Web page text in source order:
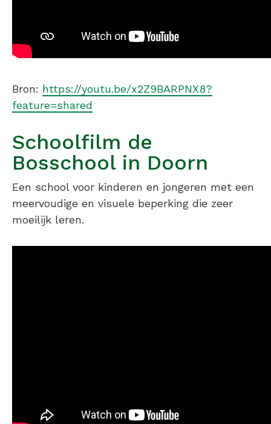
Bron: https://youtu.be/x2Z9BARPNX8?
feature=shared
Schoolfilm de
Bosschool in Doorn
Een school voor kinderen en jongeren met een
meervoudige en visuele beperking die zeer
moeilijk leren.